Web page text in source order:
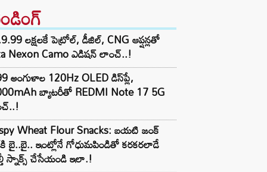
లక్షలకే పెట్రోల్, డీజిల్, CNG ఆప్షన్లతో
Nexon Camo ఎడిషన్ లాంచ్..!
అంగుళాల 120Hz OLED డిస్‌ప్లే,
బ్యాటరీతో REDMI Note 17 5G
Wheat Flour Snacks: బయటి జంక్
బై..బై.. ఇంట్లోనే గోధుమపిండితో కరకరలాడే
స్నాక్స్ చేసేయండి ఇలా.!